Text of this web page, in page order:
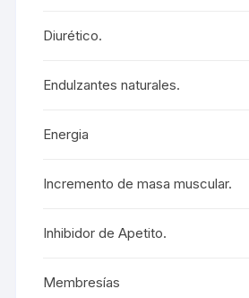
Diurético.
Endulzantes naturales.
Energia
Incremento de masa muscular.
Inhibidor de Apetito.
Membresías